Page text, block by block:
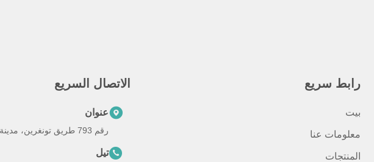
رابط سريع
بيت
معلومات عنا
المنتجات
الاتصال السريع
عنوان
رقم 793 طريق تونغرين، مدينة تونغشيانغ، مقاطعة تشجيانغ
تيل